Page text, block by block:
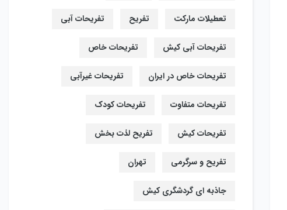
تعطیلات مارکت تفریح تفریحات آبی
تفریحات آبی کیش تفریحات خاص
تفریحات خاص در ایران تفریحات غیرآبی
تفریحات متفاوت تفریحات کودک
تفریحات کیش تفریح لذت بخش
تفریح و سرگرمی تهران
جاذبه ای گردشگری کیش